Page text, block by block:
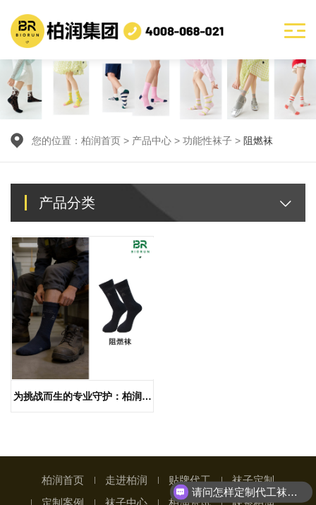
您的位置： 柏润首页 > 产品中心 > 功能性袜子 > 阻燃袜
产品分类
为挑战而生的专业守护：柏润高
码
柏润首页 走进柏润 贴牌代工
袜子定制
定制案例
袜子中心 柏润资讯 联系柏润
请问怎样定制代工袜子呢